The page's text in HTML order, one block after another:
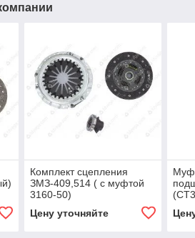
Комплект сцепления
ЗМЗ-409,514 ( с муфтой
3160-50)
Цену уточняйте